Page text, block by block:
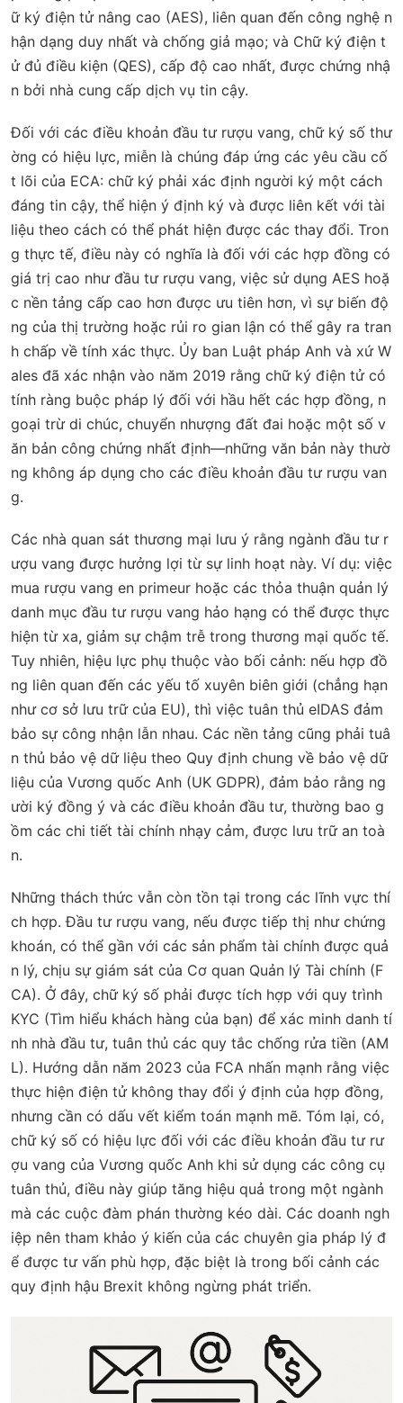
ữ ký điện tử nâng cao (AES), liên quan đến công nghệ n
hận dạng duy nhất và chống giả mạo; và Chữ ký điện t
ử đủ điều kiện (QES), cấp độ cao nhất, được chứng nhậ
n bởi nhà cung cấp dịch vụ tin cậy.
Đối với các điều khoản đầu tư rượu vang, chữ ký số thư
ờng có hiệu lực, miễn là chúng đáp ứng các yêu cầu cố
t lõi của ECA: chữ ký phải xác định người ký một cách
đáng tin cậy, thể hiện ý định ký và được liên kết với tài
liệu theo cách có thể phát hiện được các thay đổi. Tron
g thực tế, điều này có nghĩa là đối với các hợp đồng có
giá trị cao như đầu tư rượu vang, việc sử dụng AES hoặ
c nền tảng cấp cao hơn được ưu tiên hơn, vì sự biến độ
ng của thị trường hoặc rủi ro gian lận có thể gây ra tran
h chấp về tính xác thực. Ủy ban Luật pháp Anh và xứ W
ales đã xác nhận vào năm 2019 rằng chữ ký điện tử có
tính ràng buộc pháp lý đối với hầu hết các hợp đồng, n
goại trừ di chúc, chuyển nhượng đất đai hoặc một số v
ăn bản công chứng nhất định—những văn bản này thườ
ng không áp dụng cho các điều khoản đầu tư rượu van
g.
Các nhà quan sát thương mại lưu ý rằng ngành đầu tư r
ượu vang được hưởng lợi từ sự linh hoạt này. Ví dụ: việc
mua rượu vang en primeur hoặc các thỏa thuận quản lý
danh mục đầu tư rượu vang hảo hạng có thể được thực
hiện từ xa, giảm sự chậm trễ trong thương mại quốc tế.
Tuy nhiên, hiệu lực phụ thuộc vào bối cảnh: nếu hợp đồ
ng liên quan đến các yếu tố xuyên biên giới (chẳng hạn
như cơ sở lưu trữ của EU), thì việc tuân thủ eIDAS đảm
bảo sự công nhận lẫn nhau. Các nền tảng cũng phải tuâ
n thủ bảo vệ dữ liệu theo Quy định chung về bảo vệ dữ
liệu của Vương quốc Anh (UK GDPR), đảm bảo rằng ng
ười ký đồng ý và các điều khoản đầu tư, thường bao g
ồm các chi tiết tài chính nhạy cảm, được lưu trữ an toà
n.
Những thách thức vẫn còn tồn tại trong các lĩnh vực thí
ch hợp. Đầu tư rượu vang, nếu được tiếp thị như chứng
khoán, có thể gần với các sản phẩm tài chính được quả
n lý, chịu sự giám sát của Cơ quan Quản lý Tài chính (F
CA). Ở đây, chữ ký số phải được tích hợp với quy trình
KYC (Tìm hiểu khách hàng của bạn) để xác minh danh tí
nh nhà đầu tư, tuân thủ các quy tắc chống rửa tiền (AM
L). Hướng dẫn năm 2023 của FCA nhấn mạnh rằng việc
thực hiện điện tử không thay đổi ý định của hợp đồng,
nhưng cần có dấu vết kiểm toán mạnh mẽ. Tóm lại, có,
chữ ký số có hiệu lực đối với các điều khoản đầu tư rư
ợu vang của Vương quốc Anh khi sử dụng các công cụ
tuân thủ, điều này giúp tăng hiệu quả trong một ngành
mà các cuộc đàm phán thường kéo dài. Các doanh ngh
iệp nên tham khảo ý kiến của các chuyên gia pháp lý đ
ể được tư vấn phù hợp, đặc biệt là trong bối cảnh các
quy định hậu Brexit không ngừng phát triển.